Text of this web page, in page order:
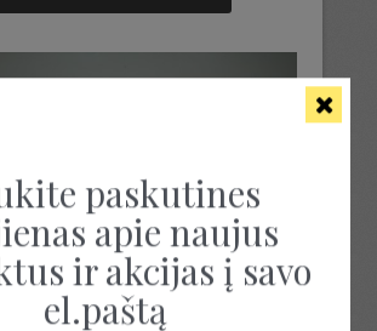
paskutines
apie naujus
ir akcijas į savo
el.paštą